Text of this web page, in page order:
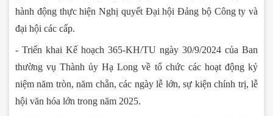
hành động thực hiện Nghị quyết Đại hội Đảng bộ Công ty và
đại hội các cấp.
- Triển khai Kế hoạch 365-KH/TU ngày 30/9/2024 của Ban
thường vụ Thành ủy Hạ Long về tổ chức các hoạt động kỷ
niệm năm tròn, năm chẵn, các ngày lễ lớn, sự kiện chính trị, lễ
hội văn hóa lớn trong năm 2025.